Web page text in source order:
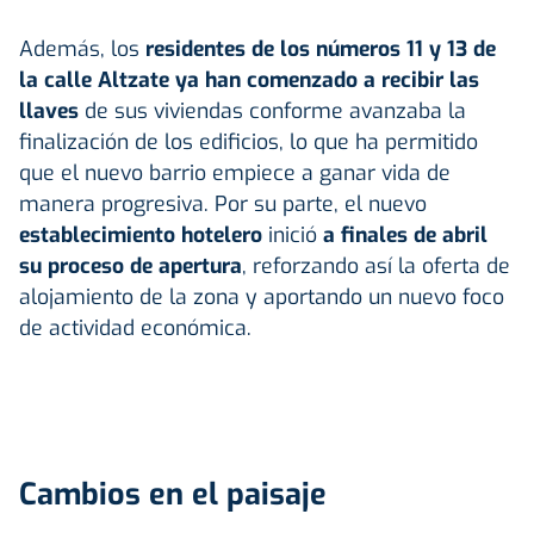
Además, los residentes de los números 11 y 13 de
la calle Altzate ya han comenzado a recibir las
llaves de sus viviendas conforme avanzaba la
finalización de los edificios, lo que ha permitido
que el nuevo barrio empiece a ganar vida de
manera progresiva. Por su parte, el nuevo
establecimiento hotelero inició a finales de abril
su proceso de apertura, reforzando así la oferta de
alojamiento de la zona y aportando un nuevo foco
de actividad económica.
Cambios en el paisaje